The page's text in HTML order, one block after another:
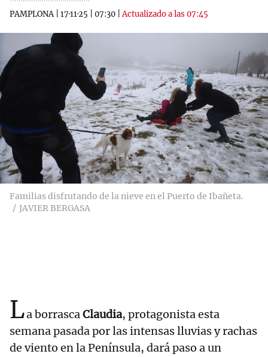
PAMPLONA| 17·11·25 07:30 |Actualizado a las 07:45
Familias disfrutando de la nieve en el Puerto de Ibañeta.
JAVIER BERGASA
La borrascaClaudia, protagonista esta
semana pasada por las intensas lluvias y rachas
de viento en la Península, dará paso a un